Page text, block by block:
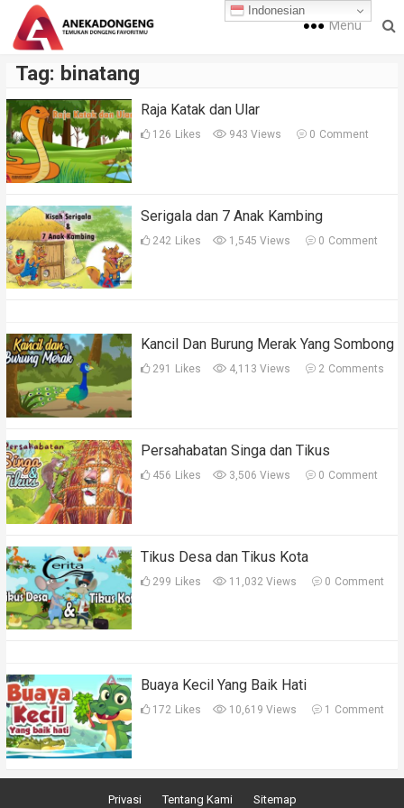
Menu
Tag: binatang
Raja Katak dan Ular
126 Likes 943 Views 0 Comment
Serigala dan 7 Anak Kambing
242 Likes 1,545 Views 0 Comment
Kancil Dan Burung Merak Yang Sombong
291 Likes 4,113 Views 2 Comments
Persahabatan Singa dan Tikus
456 Likes 3,506 Views 0 Comment
Tikus Desa dan Tikus Kota
299 Likes 11,032 Views 0 Comment
Buaya Kecil Yang Baik Hati
172 Likes 10,619 Views 1 Comment
Privasi Tentang Kami Sitemap
Indonesian